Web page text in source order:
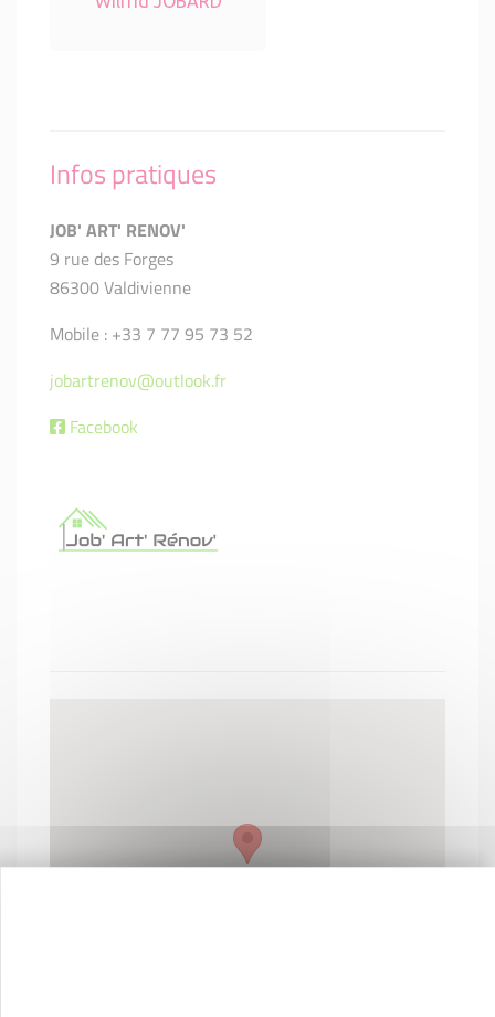
Infos pratiques
JOB' ART' RENOV'
9 rue des Forges
86300 Valdivienne
Mobile : +33 7 77 95 73 52
jobartrenov@outlook.fr
Facebook